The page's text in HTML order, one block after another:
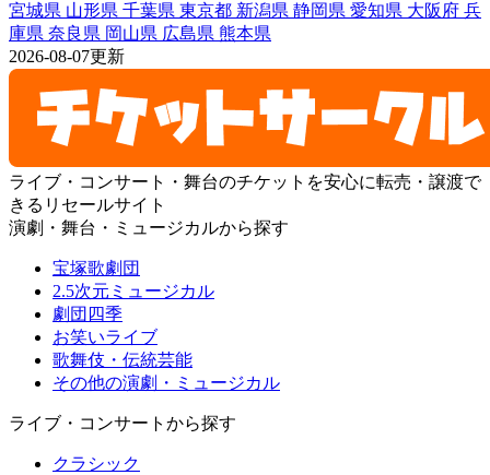
宮城県 山形県 千葉県 東京都 新潟県 静岡県 愛知県 大阪府 兵
庫県 奈良県 岡山県 広島県 熊本県
2026-08-07更新
ライブ・コンサート・舞台のチケットを安心に転売・譲渡で
きるリセールサイト
演劇・舞台・ミュージカルから探す
宝塚歌劇団
2.5次元ミュージカル
劇団四季
お笑いライブ
歌舞伎・伝統芸能
その他の演劇・ミュージカル
ライブ・コンサートから探す
クラシック